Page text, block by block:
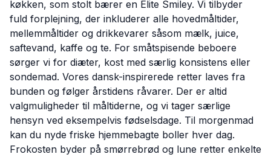
køkken, som stolt bærer en Elite Smiley. Vi tilbyder
fuld forplejning, der inkluderer alle hovedmåltider,
mellemmåltider og drikkevarer såsom mælk, juice,
saftevand, kaffe og te. For småtspisende beboere
sørger vi for diæter, kost med særlig konsistens eller
sondemad. Vores dansk-inspirerede retter laves fra
bunden og følger årstidens råvarer. Der er altid
valgmuligheder til måltiderne, og vi tager særlige
hensyn ved eksempelvis fødselsdage. Til morgenmad
kan du nyde friske hjemmebagte boller hver dag.
Frokosten byder på smørrebrød og lune retter enkelte